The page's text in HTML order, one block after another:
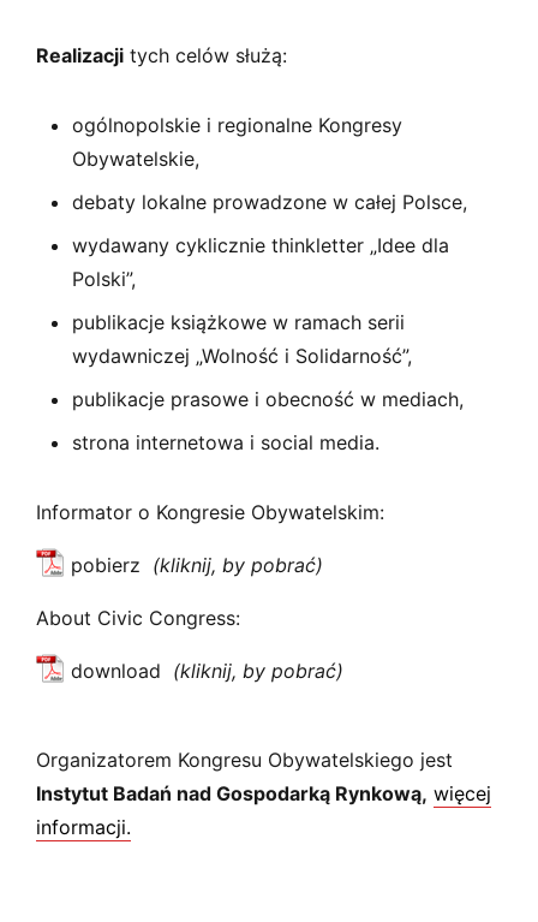
Realizacji tych celów służą:
ogólnopolskie i regionalne Kongresy
Obywatelskie,
debaty lokalne prowadzone w całej Polsce,
wydawany cyklicznie thinkletter „Idee dla
Polski”,
publikacje książkowe w ramach serii
wydawniczej „Wolność i Solidarność”,
publikacje prasowe i obecność w mediach,
strona internetowa i social media.
Informator o Kongresie Obywatelskim:
pobierz
About Civic Congress:
download
Organizatorem Kongresu Obywatelskiego jest
Instytut Badań nad Gospodarką Rynkową, więcej
informacji.